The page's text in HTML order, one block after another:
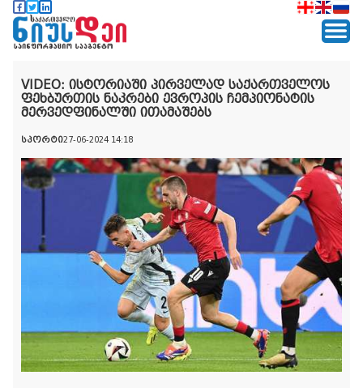
VIDEO: ისტორიაში პირველად საქართველოს
ფეხბურთის ნაკრები ევროპის ჩემპიონატის
მერვედფინალში ითამაშებს
სპორტი27-06-2024 14:18